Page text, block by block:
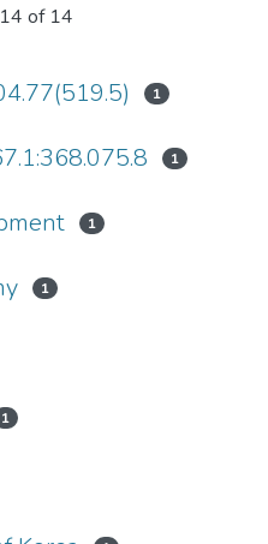
of 14
1
1
1
1
1